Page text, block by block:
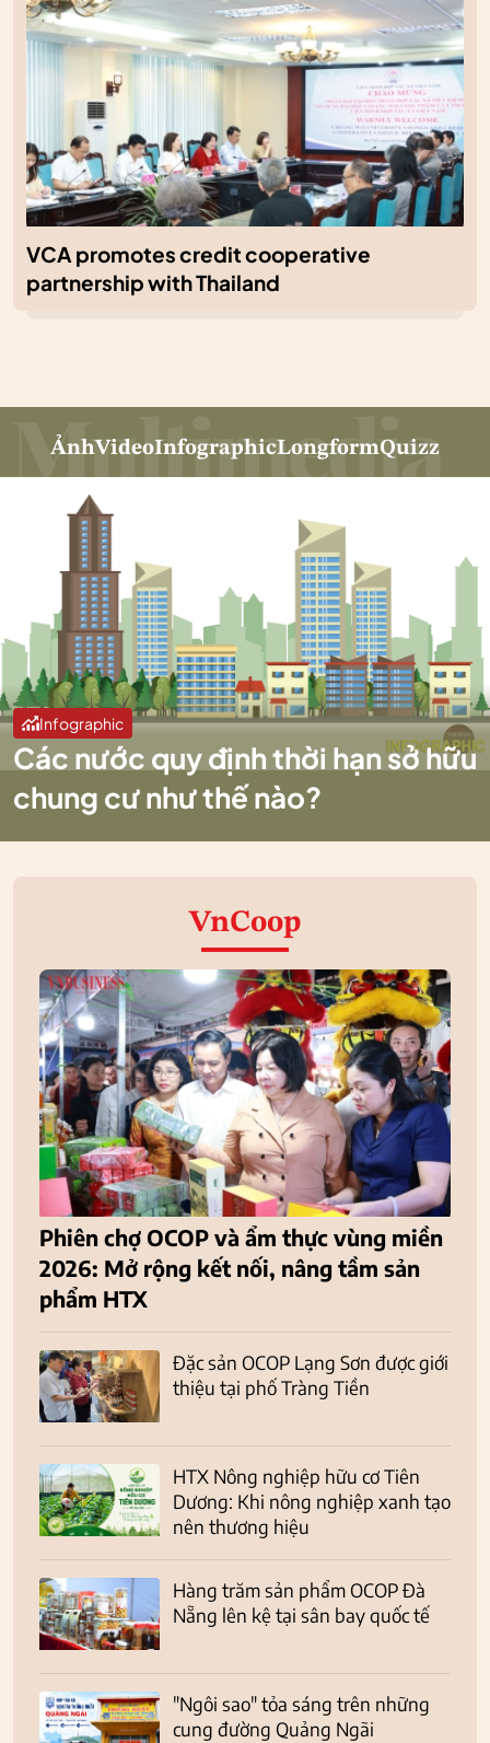
VCA promotes credit cooperative
partnership with Thailand
ẢnhVideoInfographicLongformQuizz
Infographic
Các nước quy định thời hạn sở hữu
chung cư như thế nào?
VnCoop
Phiên chợ OCOP và ẩm thực vùng miền
2026: Mở rộng kết nối, nâng tầm sản
phẩm HTX
Đặc sản OCOP Lạng Sơn được giới
thiệu tại phố Tràng Tiền
HTX Nông nghiệp hữu cơ Tiên
Dương: Khi nông nghiệp xanh tạo
nên thương hiệu
Hàng trăm sản phẩm OCOP Đà
Nẵng lên kệ tại sân bay quốc tế
"Ngôi sao" tỏa sáng trên những
cung đường Quảng Ngãi